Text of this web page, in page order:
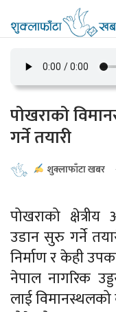
पोखराको
गर्ने तयारी
शुक्लाफाँटा खबर
पोखराको क्षेत्रीय
उडान सुरु गर्ने
निर्माण र केही
नेपाल नागरिक
लाई विमानस्थलको